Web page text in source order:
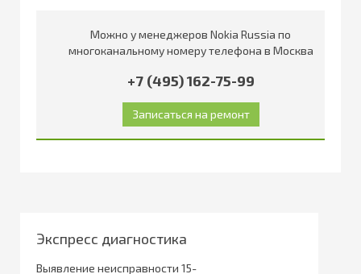
Можно у менеджеров Nokia Russia по
многоканальному номеру телефона в Москва
+7 (495) 162-75-99
Экспресс диагностика
Выявление неисправности 15-